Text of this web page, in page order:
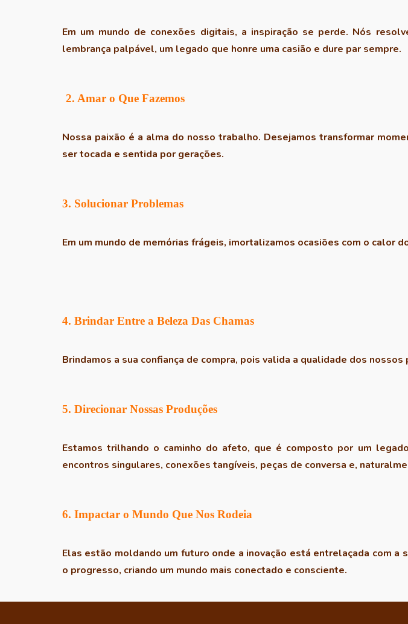
Em um mundo de conexões digitais, a inspiração se perde. Nós
lembrança palpável, um legado que honre uma casião e dure par sempre.
2. Amar o Que Fazemos
Nossa paixão é a alma do nosso trabalho. Desejamos transformar
ser tocada e sentida por gerações.
3. Solucionar Problemas
Em um mundo de memórias frágeis, imortalizamos ocasiões com o calor
4. Brindar Entre a Beleza Das Chamas
Brindamos a sua confiança de compra, pois valida a qualidade dos
5. Direcionar Nossas Produções
Estamos trilhando o caminho do afeto, que é composto por um
encontros singulares, conexões tangíveis, peças de conversa e,
6. Impactar o Mundo Que Nos Rodeia
Elas estão moldando um futuro onde a inovação está entrelaçada com
o progresso, criando um mundo mais conectado e consciente.